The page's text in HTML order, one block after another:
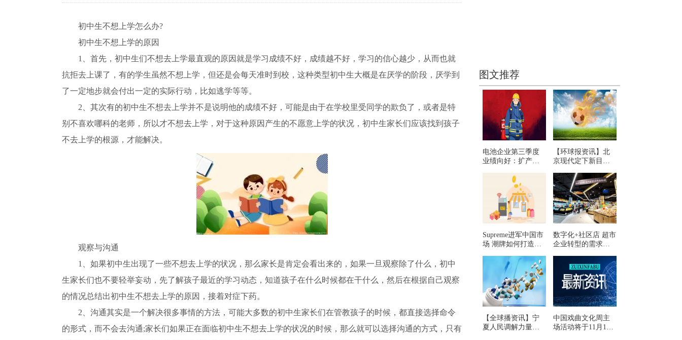
初中生不想上学怎么办?
初中生不想上学的原因
1、首先，初中生们不想去上学最直观的原因就是学习成绩不好，成绩越不好，学习的信心越少，从而也就
抗拒去上课了，有的学生虽然不想上学，但还是会每天准时到校，这种类型初中生大概是在厌学的阶段，厌学到
了一定地步就会付出一定的实际行动，比如逃学等等。
2、其次有的初中生不想去上学并不是说明他的成绩不好，可能是由于在学校里受同学的欺负了，或者是特
别不喜欢哪科的老师，所以才不想去上学，对于这种原因产生的不愿意上学的状况，初中生家长们应该找到孩子
不去上学的根源，才能解决。
观察与沟通
1、如果初中生出现了一些不想去上学的状况，那么家长是肯定会看出来的，如果一旦观察除了什么，初中
生家长们也不要轻举妄动，先了解孩子最近的学习动态，知道孩子在什么时候都在干什么，然后在根据自己观察
的情况总结出初中生不想去上学的原因，接着对症下药。
2、沟通其实是一个解决很多事情的方法，可能大多数的初中生家长们在管教孩子的时候，都直接选择命令
的形式，而不会去沟通;家长们如果正在面临初中生不想去上学的状况的时候，那么就可以选择沟通的方式，只有
图文推荐
电池企业第三季度
业绩向好：扩产，
【环球报资讯】北
京现代定下新目
销50万辆以上，未
来3年投放4~5款纯
电车型
Supreme进军中国市
场 潮牌如何打造核
数字化+社区店 超市
企业转型的需求已
【全球播资讯】宁
夏人民调解力量下
中国戏曲文化周主
场活动将于11月10